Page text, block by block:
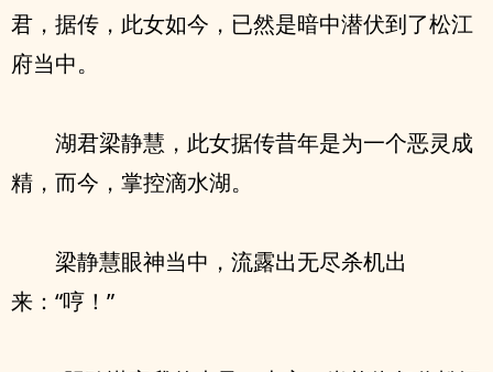
君，据传，此女如今，已然是暗中潜伏到了松江
府当中。
湖君梁静慧，此女据传昔年是为一个恶灵成
精，而今，掌控滴水湖。
梁静慧眼神当中，流露出无尽杀机出
来：“哼！”